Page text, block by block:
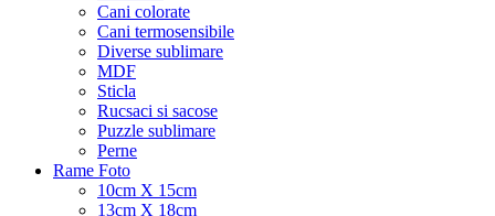
Cani colorate
Cani termosensibile
Diverse sublimare
MDF
Sticla
Rucsaci si sacose
Puzzle sublimare
Perne
Rame Foto
10cm X 15cm
13cm X 18cm